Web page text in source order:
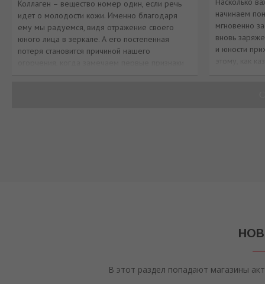
Коллаген – вещество номер один, если речь
идет о молодости кожи. Именно благодаря
ему мы радуемся, видя отражение своего
юного лица в зеркале. А его постепенная
потеря становится причиной нашего
начинаем
мгновенно
вновь
и юности
этому, как
В этот раздел попадают магазины